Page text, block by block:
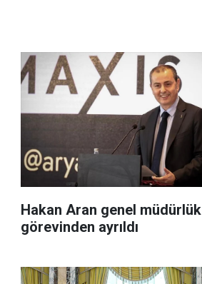
Hakan Aran genel müdürlük
görevinden ayrıldı